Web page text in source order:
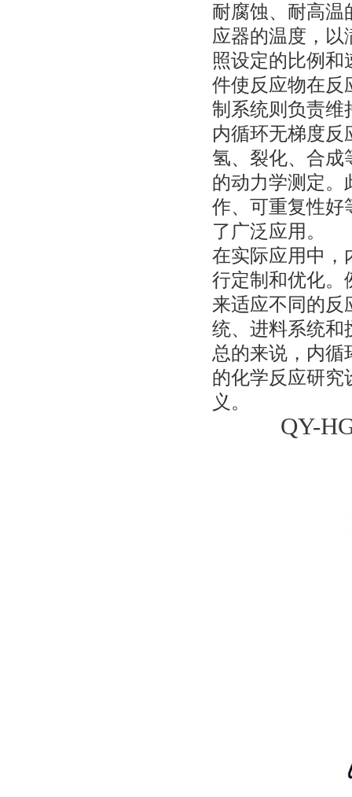
耐腐蚀、耐高温
应器的温度，
照设定的比例
件使反应物在反
制系统则负责维
内循环无梯度
氢、裂化、合成
的动力学测定。
作、可重复性好
了广泛应用。
在实际应用中，
行定制和优化。
来适应不同的反
统、进料系统和
总的来说，内循
的化学反应研究
义。
QY-